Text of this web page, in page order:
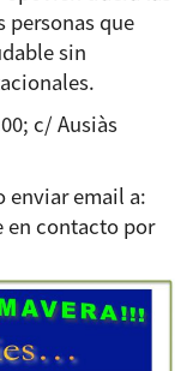
personas que
sin
c/ Ausiàs
enviar email a:
en contacto por